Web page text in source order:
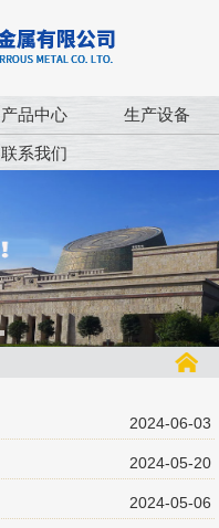
产品中心 生产设备
联系我们
2024-06-03
2024-05-20
2024-05-06